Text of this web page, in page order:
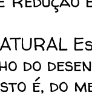
do
é, do